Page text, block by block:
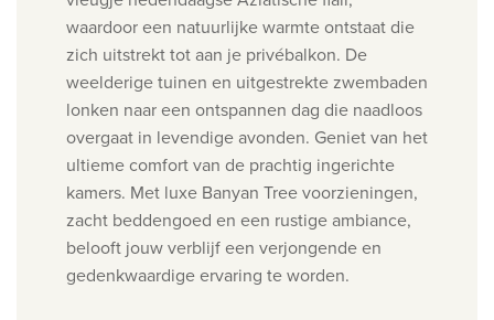
waardoor een natuurlijke warmte ontstaat die
zich uitstrekt tot aan je privébalkon. De
weelderige tuinen en uitgestrekte zwembaden
lonken naar een ontspannen dag die naadloos
overgaat in levendige avonden. Geniet van het
ultieme comfort van de prachtig ingerichte
kamers. Met luxe Banyan Tree voorzieningen,
zacht beddengoed en een rustige ambiance,
belooft jouw verblijf een verjongende en
gedenkwaardige ervaring te worden.